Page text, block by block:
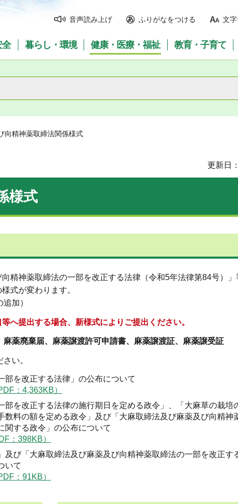
音声読み上げ ふりがなをつける 文
全 暮らし・環境 健康・医療・福祉 教育・子育て
向精神薬取締法関係様式
更新日
様式
精神薬取締法の一部を改正する法律（令和5年法律第84号）」
式が変わります。
加）
へ提出する場合、新様式によりご提出ください。
薬廃棄届、麻薬譲渡許可申請書、麻薬譲渡証、麻薬譲受証
い。
部を改正する法律」の公布について
：4,363KB）
部を改正する法律の施行期日を定める政令」、「大麻草の栽培
料の額を定める政令」及び「大麻取締法及び麻薬及び向精神
関する政令」の公布について
：398KB）
及び「大麻取締法及び麻薬及び向精神薬取締法の一部を改正す
いて
：91KB）